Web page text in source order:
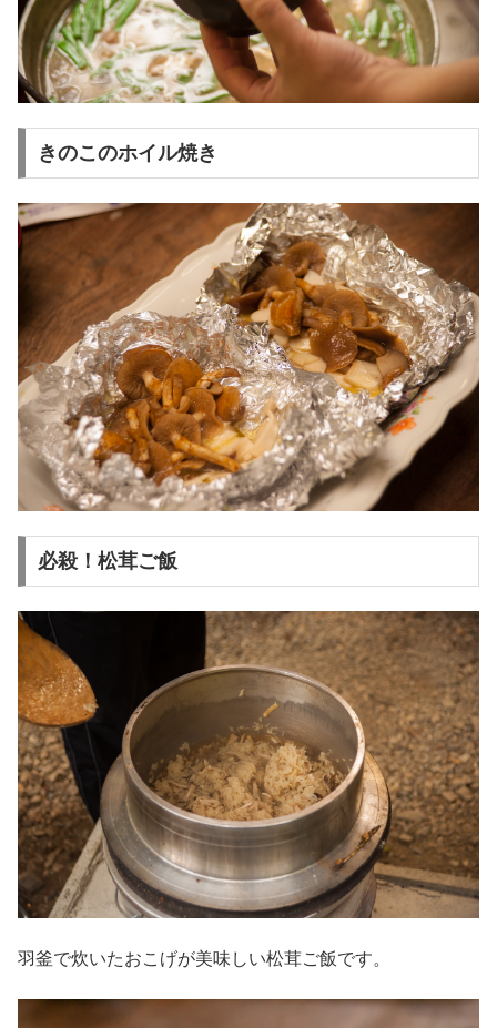
きのこのホイル焼き
必殺！松茸ご飯
羽釜で炊いたおこげが美味しい松茸ご飯です。